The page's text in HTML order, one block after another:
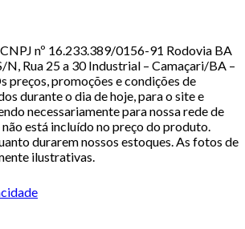
nº 16.233.389/0156-91 Rodovia BA
N, Rua 25 a 30 Industrial – Camaçari/BA –
preços, promoções e condições de
durante o dia de hoje, para o site e
necessariamente para nossa rede de
está incluído no preço do produto.
durarem nossos estoques. As fotos de
ilustrativas.